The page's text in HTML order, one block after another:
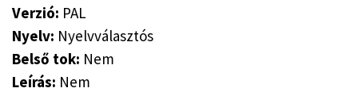
Verzió: PAL
Nyelv: Nyelvválasztós
Belső tok: Nem
Leírás: Nem